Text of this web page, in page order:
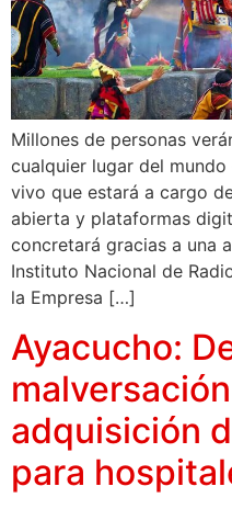
Millones de personas
cualquier lugar del
vivo que estará a cargo
abierta y plataformas
concretará gracias a una
Instituto Nacional de
la Empresa […]
Ayacucho:
adquisición
para